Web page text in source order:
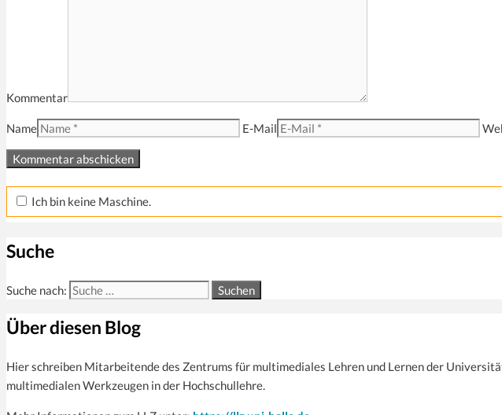
Kommentar
Name E-Mail
Ich bin keine Maschine.
Suche
Suche nach:
Über diesen Blog
Hier schreiben Mitarbeitende des Zentrums für multi­mediales Lehren und Lernen der
multimedialen Werkzeugen in der Hochschullehre.